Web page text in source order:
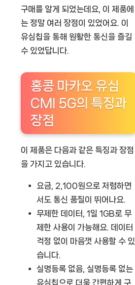
구매 를 알게 되었는데요, 이 제품에
는 정말 여러 장점이 있었어요. 이
유심칩을 통해 원활한 통신을 즐길
수 있었답니다.
홍콩 마카오 유심
CMI 5G의 특징과
장점
이 제품은 다음과 같은 특징과 장점
을 가지고 있습니다.
요금 , 2,100원으로 저렴하면
서도 통신 품질이 뛰어나요.
무제한 데이터
, 1일 1GB로 무
제한 사용이 가능해요. 데이터
걱정 없이 마음껏 사용할 수 있
습니다.
실명등록 없음 , 실명등록 없는
유심칩으로 더욱 간편하게 구